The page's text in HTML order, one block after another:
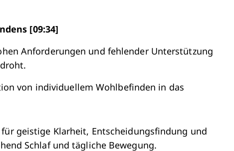
[09:34]
Anforderungen und fehlender Unterstützung
von individuellem Wohlbefinden in das
geistige Klarheit, Entscheidungsfindung und
Schlaf und tägliche Bewegung.